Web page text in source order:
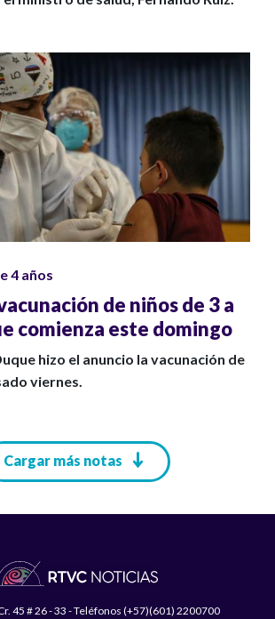
4 años
de niños de 3 a
comienza este domingo
hizo el anuncio la vacunación de
viernes.
Cargar más notas
45 # 26 - 33 - Teléfonos (+57)(601) 2200700